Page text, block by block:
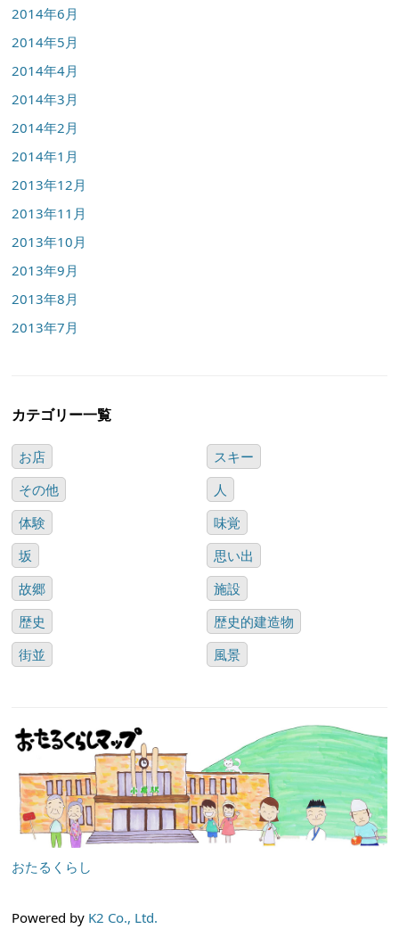
2014年6月
2014年5月
2014年4月
2014年3月
2014年2月
2014年1月
2013年12月
2013年11月
2013年10月
2013年9月
2013年8月
2013年7月
カテゴリー一覧
お店
スキー
その他
人
体験
味覚
坂
思い出
故郷
施設
歴史
歴史的建造物
街並
風景
おたるくらし
Powered by K2 Co., Ltd.